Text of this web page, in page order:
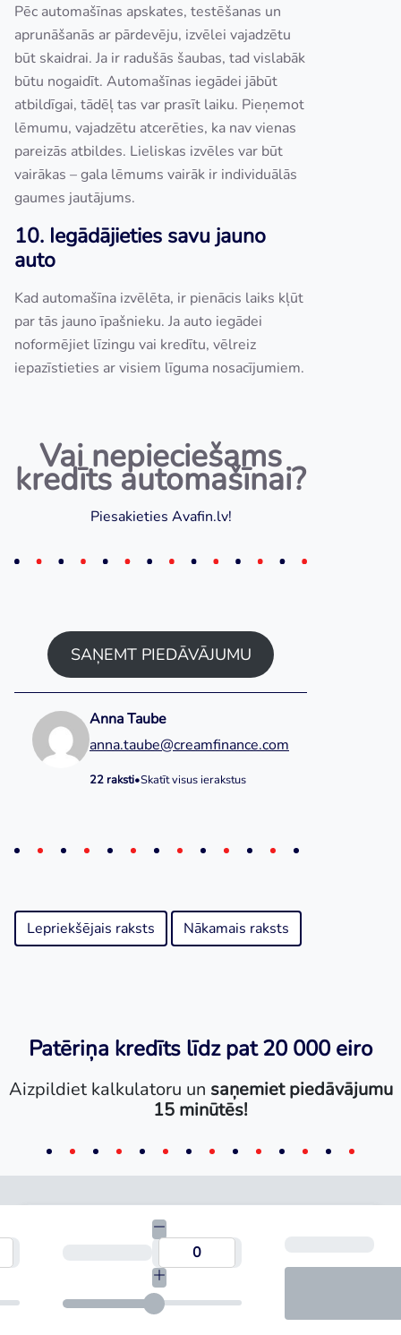
Pēc automašīnas apskates, testēšanas un
aprunāšanās ar pārdevēju, izvēlei vajadzētu
būt skaidrai. Ja ir radušās šaubas, tad vislabāk
būtu nogaidīt. Automašīnas iegādei jābūt
atbildīgai, tādēļ tas var prasīt laiku. Pieņemot
lēmumu, vajadzētu atcerēties, ka nav vienas
pareizās atbildes. Lieliskas izvēles var būt
vairākas – gala lēmums vairāk ir individuālās
gaumes jautājums.
10. Iegādājieties savu jauno
auto
Kad automašīna izvēlēta, ir pienācis laiks kļūt
par tās jauno īpašnieku. Ja auto iegādei
noformējiet līzingu vai kredītu, vēlreiz
iepazīstieties ar visiem līguma nosacījumiem.
Vai nepieciešams
kredīts automašīnai?
Piesakieties Avafin.lv!
SAŅEMT PIEDĀVĀJUMU
Anna Taube
anna.taube@creamfinance.com
22 raksti•Skatīt visus ierakstus
Lepriekšējais raksts Nākamais raksts
Patēriņa kredīts līdz pat 20 000 eiro
Aizpildiet kalkulatoru un saņemiet piedāvājumu
15 minūtēs!
Termiņš